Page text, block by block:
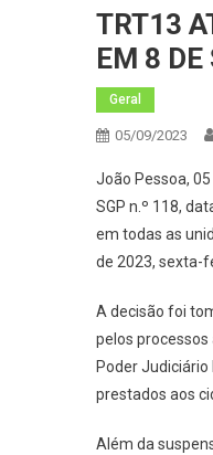
TRT13
EM 8
Geral
05/09/2023
João Pessoa,
SGP n.º 118,
em todas as
de 2023, sexta-
A decisão foi
pelos
Poder
prestados aos
Além da